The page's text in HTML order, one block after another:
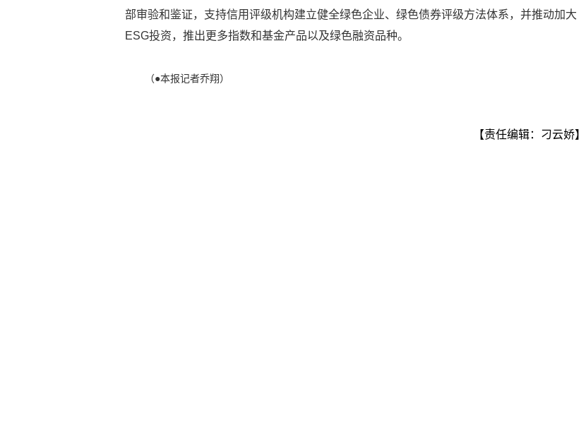
部审验和鉴证，支持信用评级机构建立健全绿色企业、绿色债券评级方法体系，并推动加大
ESG投资，推出更多指数和基金产品以及绿色融资品种。
（●本报记者乔翔）
【责任编辑：刁云娇】